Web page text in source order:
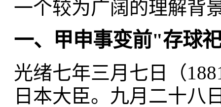
一个较为广阔的理解背
一、甲申事变前"存球
光绪七年三月七日（
日本大臣。九月二十八